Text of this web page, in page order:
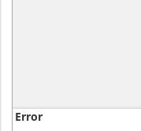
Error